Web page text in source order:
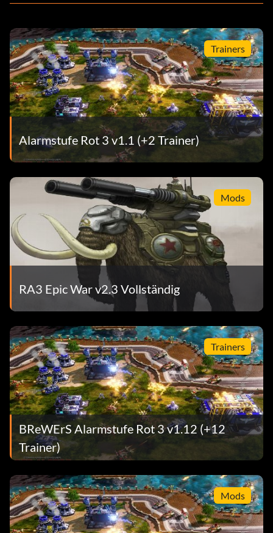
Trainers
Alarmstufe Rot 3 v1.1 (+2 Trainer)
Mods
RA3 Epic War v2.3 Vollständig
Trainers
BReWErS Alarmstufe Rot 3 v1.12 (+12
Trainer)
Mods